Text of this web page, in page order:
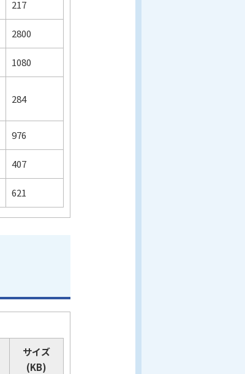
217
2800
1080
284
976
407
621
サイズ
(KB)